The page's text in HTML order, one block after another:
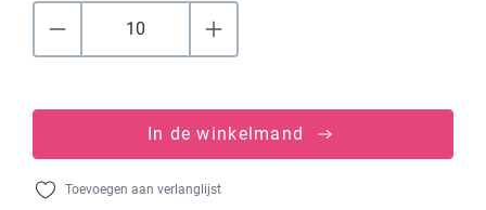
In de winkelmand
Toevoegen aan verlanglijst